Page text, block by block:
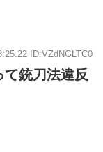
ID:VZdNGLTC0
銃刀法違反